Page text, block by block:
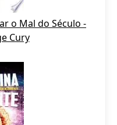
o Mal do Século -
Cury